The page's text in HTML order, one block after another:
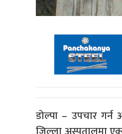
डोल्पा – उपचार